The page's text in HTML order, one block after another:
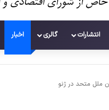
انتشارات گالری اخبار
ملل متحد در ژنو